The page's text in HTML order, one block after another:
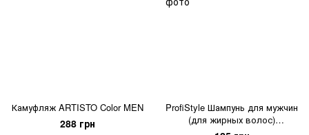
Камуфляж ARTISTO Color MEN
288 грн
ProfiStyle Шампунь для мужчин
(для жирных волос)
НОРМАЛИЗИРУЮЩИЙ